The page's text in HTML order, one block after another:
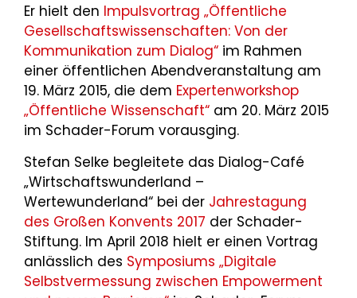
Er hielt den Impulsvortrag „Öffentliche
Gesellschaftswissenschaften: Von der
Kommunikation zum Dialog“ im Rahmen
einer öffentlichen Abendveranstaltung am
19. März 2015, die dem Expertenworkshop
„Öffentliche Wissenschaft“ am 20. März 2015
im Schader-Forum vorausging.
Stefan Selke begleitete das Dialog-Café
„Wirtschaftswunderland –
Wertewunderland“ bei der Jahrestagung
des Großen Konvents 2017 der Schader-
Stiftung. Im April 2018 hielt er einen Vortrag
anlässlich des Symposiums „Digitale
Selbstvermessung zwischen Empowerment